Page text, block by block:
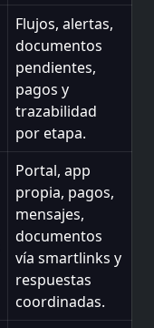
Flujos, alertas,
documentos
pendientes,
pagos y
trazabilidad
por etapa.
Portal, app
propia, pagos,
mensajes,
documentos
vía smartlinks y
respuestas
coordinadas.